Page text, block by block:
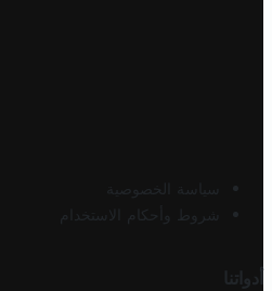
سياسة الخصوصية
شروط وأحكام الاستخدام
أدواتنا